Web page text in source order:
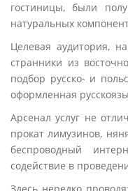
гостиницы, были
натуральных
Целевая аудитория,
странники из
подбор русско- и
оформленная
Арсенал услуг не
прокат лимузинов,
беспроводный
содействие в